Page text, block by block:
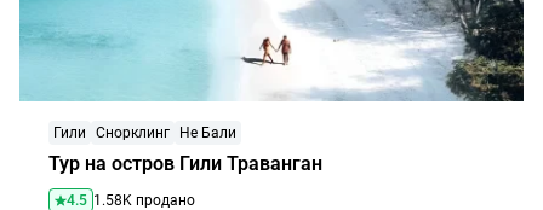
Тур на остров Гили Траванган
Гили Снорклинг Не Бали
4.5 1.58K продано